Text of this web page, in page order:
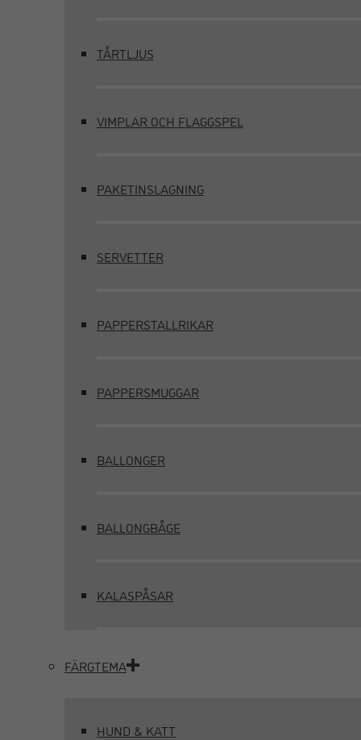
TÅRTLJUS
VIMPLAR OCH FLAGGSPEL
PAKETINSLAGNING
SERVETTER
PAPPERSTALLRIKAR
PAPPERSMUGGAR
BALLONGER
BALLONGBÅGE
KALASPÅSAR
FÄRGTEMA
HUND & KATT